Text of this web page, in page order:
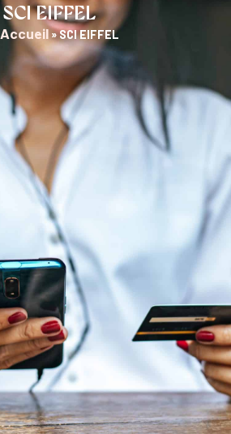
SCI EIFFEL
︎ Accueil »SCI EIFFEL